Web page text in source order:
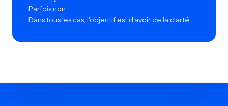
Parfois non.
Dans tous les cas, l'objectif est d'avoir de la clarté.